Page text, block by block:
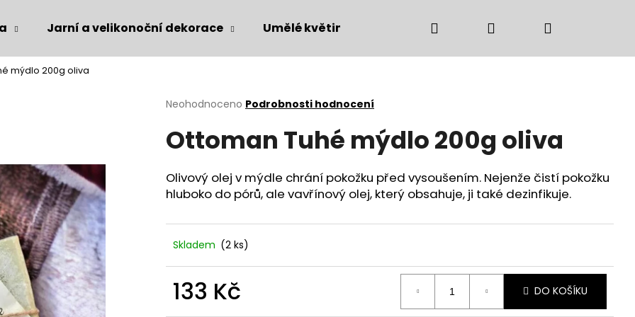
Jarní a velikonoční dekorace Umělé květiny Bytové doplňky Podzimní
Přihlášení
mýdlo 200g oliva
Průměrné
produktu
je
z
5
hvězdiček.
Neohodnoceno Podrobnosti hodnocení
Ottoman Tuhé mýdlo 200g oliva
Olivový olej v mýdle chrání pokožku před vysoušením. Nejenže čistí pokožku
hluboko do pórů, ale vavřínový olej, který obsahuje, ji také dezinfikuje.
Skladem (2 ks)
133 Kč DO KOŠÍKU
Co potřebujete najít?
HLEDAT
Doporučujeme
Následující